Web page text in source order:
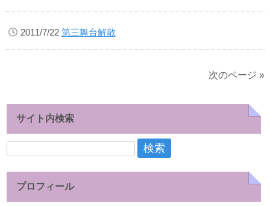
2011/7/22 第三舞台解散
次のページ »
サイト内検索
検
プロフィール